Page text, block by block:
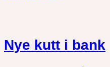
Nye kutt i bank